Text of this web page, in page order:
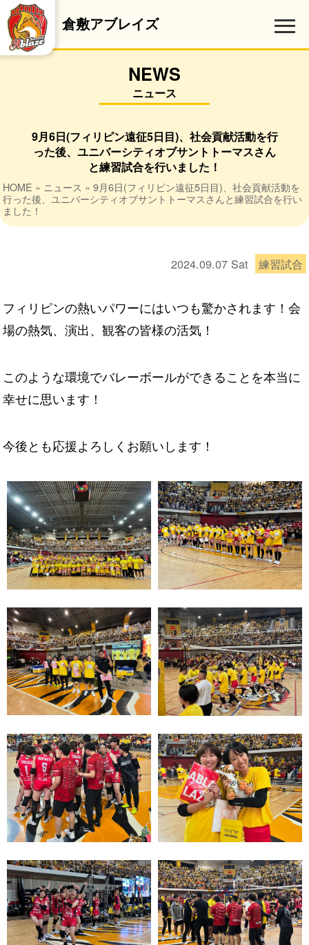
倉敷アブレイズ
NEWS
ニュース
9月6日(フィリピン遠征5日目)、社会貢献活動を行
った後、ユニバーシティオブサントトーマスさん
と練習試合を行いました！
HOME » ニュース » 9月6日(フィリピン遠征5日目)、社会貢献活動を
行った後、ユニバーシティオブサントトーマスさんと練習試合を行い
ました！
2024.09.07 Sat 練習試合
フィリピンの熱いパワーにはいつも驚かされます！会
場の熱気、演出、観客の皆様の活気！
このような環境でバレーボールができることを本当に
幸せに思います！
今後とも応援よろしくお願いします！